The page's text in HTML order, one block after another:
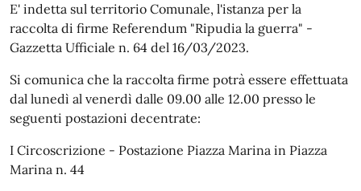
E' indetta sul territorio Comunale, l'istanza per la
raccolta di firme Referendum "Ripudia la guerra" -
Gazzetta Ufficiale n. 64 del 16/03/2023.
Si comunica che la raccolta firme potrà essere effettuata
dal lunedì al venerdì dalle 09.00 alle 12.00 presso le
seguenti postazioni decentrate:
I Circoscrizione - Postazione Piazza Marina in Piazza
Marina n. 44